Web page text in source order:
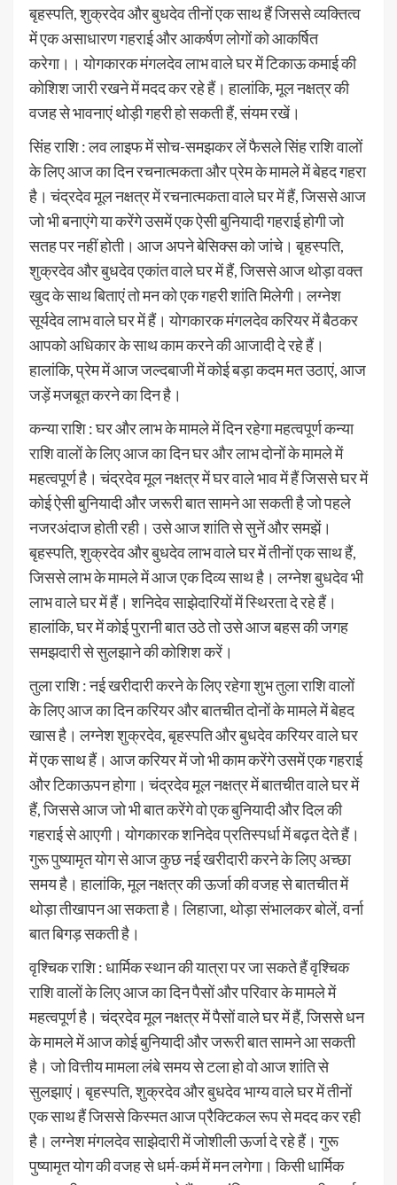
बृहस्पति, शुक्रदेव और बुधदेव तीनों एक साथ हैं जिससे व्यक्तित्व
में एक असाधारण गहराई और आकर्षण लोगों को आकर्षित
करेगा।। योगकारक मंगलदेव लाभ वाले घर में टिकाऊ कमाई की
कोशिश जारी रखने में मदद कर रहे हैं। हालांकि, मूल नक्षत्र की
वजह से भावनाएं थोड़ी गहरी हो सकती हैं, संयम रखें।
सिंह राशि : लव लाइफ में सोच-समझकर लें फैसले सिंह राशि वालों
के लिए आज का दिन रचनात्मकता और प्रेम के मामले में बेहद गहरा
है। चंद्रदेव मूल नक्षत्र में रचनात्मकता वाले घर में हैं, जिससे आज
जो भी बनाएंगे या करेंगे उसमें एक ऐसी बुनियादी गहराई होगी जो
सतह पर नहीं होती। आज अपने बेसिक्स को जांचे। बृहस्पति,
शुक्रदेव और बुधदेव एकांत वाले घर में हैं, जिससे आज थोड़ा वक्त
खुद के साथ बिताएं तो मन को एक गहरी शांति मिलेगी। लग्नेश
सूर्यदेव लाभ वाले घर में हैं। योगकारक मंगलदेव करियर में बैठकर
आपको अधिकार के साथ काम करने की आजादी दे रहे हैं।
हालांकि, प्रेम में आज जल्दबाजी में कोई बड़ा कदम मत उठाएं, आज
जड़ें मजबूत करने का दिन है।
कन्या राशि : घर और लाभ के मामले में दिन रहेगा महत्वपूर्ण कन्या
राशि वालों के लिए आज का दिन घर और लाभ दोनों के मामले में
महत्वपूर्ण है। चंद्रदेव मूल नक्षत्र में घर वाले भाव में हैं जिससे घर में
कोई ऐसी बुनियादी और जरूरी बात सामने आ सकती है जो पहले
नजरअंदाज होती रही। उसे आज शांति से सुनें और समझें।
बृहस्पति, शुक्रदेव और बुधदेव लाभ वाले घर में तीनों एक साथ हैं,
जिससे लाभ के मामले में आज एक दिव्य साथ है। लग्नेश बुधदेव भी
लाभ वाले घर में हैं। शनिदेव साझेदारियों में स्थिरता दे रहे हैं।
हालांकि, घर में कोई पुरानी बात उठे तो उसे आज बहस की जगह
समझदारी से सुलझाने की कोशिश करें।
तुला राशि : नई खरीदारी करने के लिए रहेगा शुभ तुला राशि वालों
के लिए आज का दिन करियर और बातचीत दोनों के मामले में बेहद
खास है। लग्नेश शुक्रदेव, बृहस्पति और बुधदेव करियर वाले घर
में एक साथ हैं। आज करियर में जो भी काम करेंगे उसमें एक गहराई
और टिकाऊपन होगा। चंद्रदेव मूल नक्षत्र में बातचीत वाले घर में
हैं, जिससे आज जो भी बात करेंगे वो एक बुनियादी और दिल की
गहराई से आएगी। योगकारक शनिदेव प्रतिस्पर्धा में बढ़त देते हैं।
गुरू पुष्यामृत योग से आज कुछ नई खरीदारी करने के लिए अच्छा
समय है। हालांकि, मूल नक्षत्र की ऊर्जा की वजह से बातचीत में
थोड़ा तीखापन आ सकता है। लिहाजा, थोड़ा संभालकर बोलें, वर्ना
बात बिगड़ सकती है।
वृश्चिक राशि : धार्मिक स्थान की यात्रा पर जा सकते हैं वृश्चिक
राशि वालों के लिए आज का दिन पैसों और परिवार के मामले में
महत्वपूर्ण है। चंद्रदेव मूल नक्षत्र में पैसों वाले घर में हैं, जिससे धन
के मामले में आज कोई बुनियादी और जरूरी बात सामने आ सकती
है। जो वित्तीय मामला लंबे समय से टला हो वो आज शांति से
सुलझाएं। बृहस्पति, शुक्रदेव और बुधदेव भाग्य वाले घर में तीनों
एक साथ हैं जिससे किस्मत आज प्रैक्टिकल रूप से मदद कर रही
है। लग्नेश मंगलदेव साझेदारी में जोशीली ऊर्जा दे रहे हैं। गुरू
पुष्यामृत योग की वजह से धर्म-कर्म में मन लगेगा। किसी धार्मिक